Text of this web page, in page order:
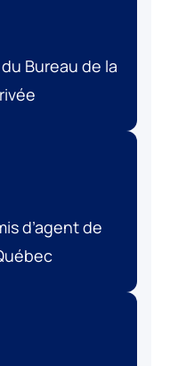
du Bureau de la
d’agent de